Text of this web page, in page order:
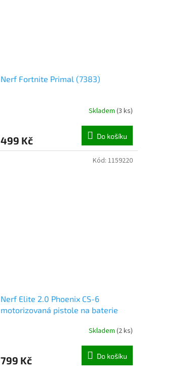
Nerf Fortnite Primal (7383)
Skladem (3 ks)
499 Kč Do košíku
Nerf Elite 2.0 Phoenix CS-6
motorizovaná pistole na baterie
Skladem (2 ks)
799 Kč Do košíku
Kód: 1159220